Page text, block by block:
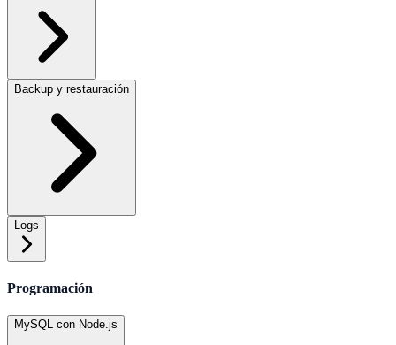
Backup y restauración
Logs
Programación
MySQL con Node.js